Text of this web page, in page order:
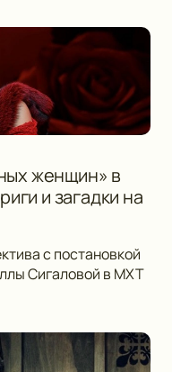
женщин» в
и загадки на
с постановкой
Сигаловой в МХТ